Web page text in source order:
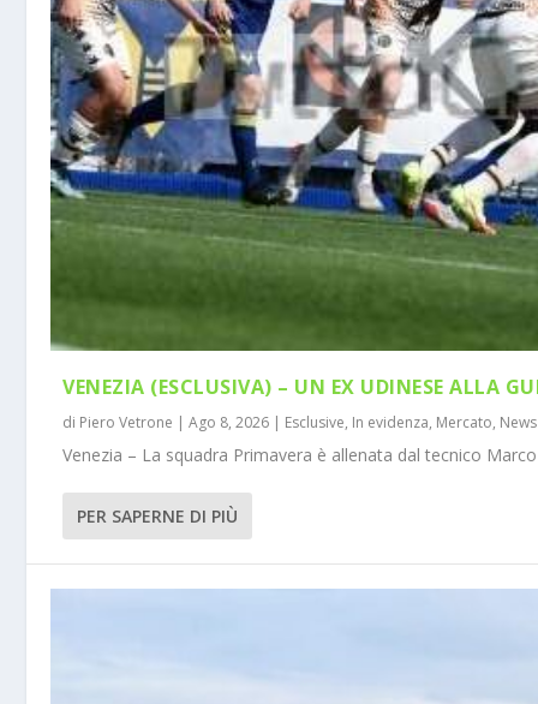
VENEZIA (ESCLUSIVA) – UN EX UDINESE ALLA
di Piero Vetrone |Ago 8, 2026 | Esclusive, In evidenza, Mercato, News
Venezia – La squadra Primavera è allenata dal tecnico
PER SAPERNE DI PIÙ